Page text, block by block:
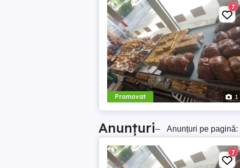
Promovat 1
7
Anunțuri– Anunțuri pe pagină:
7